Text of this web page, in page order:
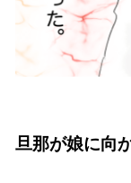
旦那が娘に向